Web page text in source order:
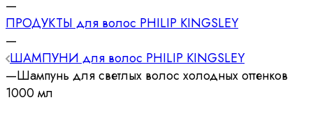
—
ПРОДУКТЫ для волос PHILIP KINGSLEY
—
ШАМПУНИ для волос PHILIP KINGSLEY
—Шампунь для светлых волос холодных оттенков
1000 мл